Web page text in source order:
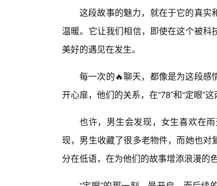
这段故事的魅力，就在于它的真实
温暖。它让我们相信，即使在这个被
美好的遇见在发生。
每一次的🔥聊天，都像是为这段感
开心扉，他们的关系，在“78”和“定眼”
也许，男生会发现，女生喜欢在
现，男生收藏了很多老物件，而她也
分在低语，在为他们的故事增添浪漫的